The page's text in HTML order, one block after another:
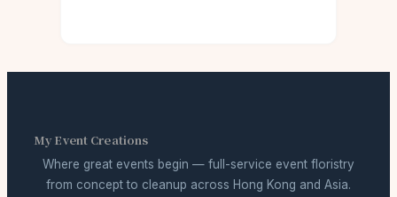
My Event Creations
Where great events begin — full-service event floristry
from concept to cleanup across Hong Kong and Asia.